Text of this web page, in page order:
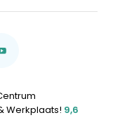
Werkplaats! 9,6